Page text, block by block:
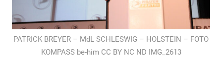
PATRICK BREYER – MdL SCHLESWIG – HOLSTEIN – FOTO
KOMPASS be-him CC BY NC ND IMG_2613